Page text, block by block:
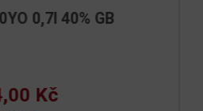
Rum Hansen